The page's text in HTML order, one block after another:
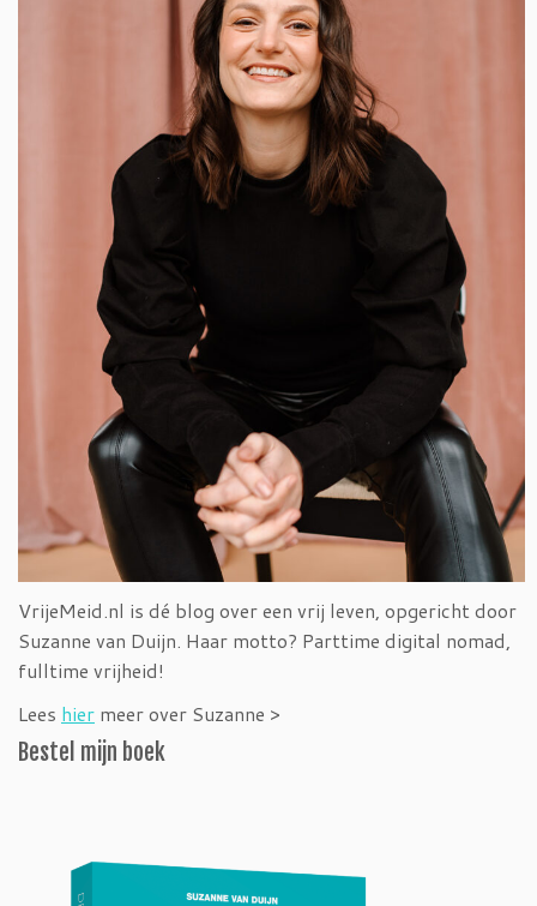
VrijeMeid.nl is dé blog over een vrij leven, opgericht door
Suzanne van Duijn. Haar motto? Parttime digital nomad,
fulltime vrijheid!
Lees hier meer over Suzanne >
Bestel mijn boek